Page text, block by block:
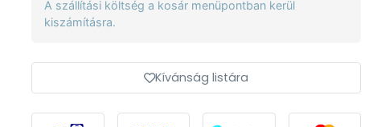
A szállítási költség a kosár menüpontban kerül
kiszámításra.
Kívánság listára